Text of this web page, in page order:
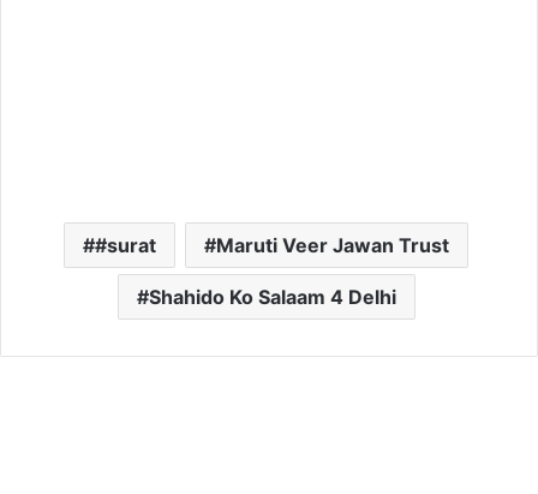
#surat Maruti Veer Jawan Trust
Shahido Ko Salaam 4 Delhi